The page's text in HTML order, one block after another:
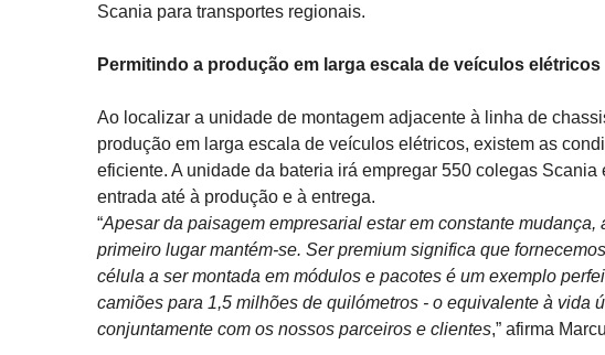
Scania para transportes regionais.
Permitindo a produção em larga escala de veículos elétricos
Ao localizar a unidade de montagem adjacente à linha de
produção em larga escala de veículos elétricos, existem as
eficiente. A unidade da bateria irá empregar 550 colegas
entrada até à produção e à entrega.
“Apesar da paisagem empresarial estar em constante
primeiro lugar mantém-se. Ser premium significa que
célula a ser montada em módulos e pacotes é um exemplo
camiões para 1,5 milhões de quilómetros - o equivalente à vida
conjuntamente com os nossos parceiros e clientes,” afirma